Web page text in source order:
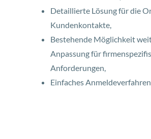
Detaillierte Lösung für die
Kundenkontakte,
Bestehende Möglichkeit
Anpassung für
Anforderungen,
Einfaches